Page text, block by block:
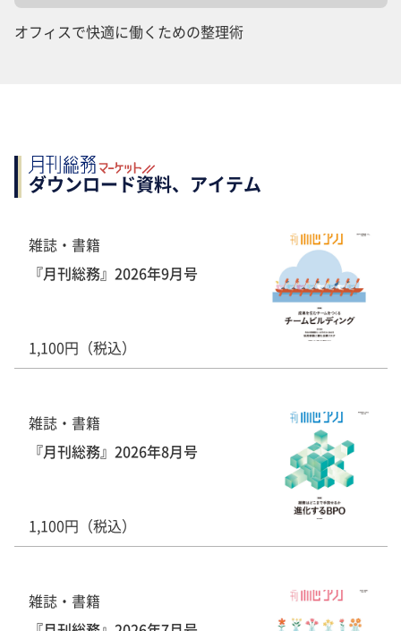
オフィスで快適に働くための整理術
ダウンロード資料、アイテム
雑誌・書籍
『月刊総務』2026年9月号
1,100円（税込）
雑誌・書籍
『月刊総務』2026年8月号
1,100円（税込）
雑誌・書籍